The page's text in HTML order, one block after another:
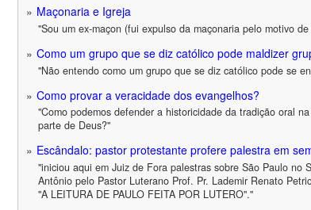
Maçonaria e Igreja
"Sou um ex-maçon (fui expulso da maçonaria pelo motivo
Como um grupo que se diz católico pode maldizer
"Não entendo como um grupo que se diz católico pode se
Como provar a veracidade dos evangelhos?
"Como podemos defender a historicidade da tradição oral
parte de Deus?"
Escândalo: pastor protestante profere palestra em
"iniciou aqui em Juiz de Fora palestras sobre São Paulo
Antônio pelo Pastor Luterano Prof. Pr. Lademir Renato
"A LEITURA DE PAULO FEITA POR LUTERO"."